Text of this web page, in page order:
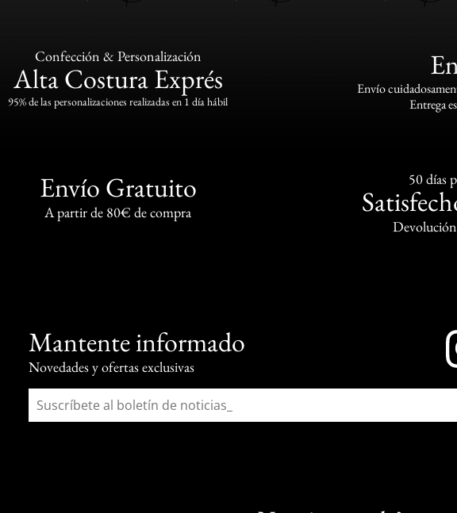
Confección & Personalización
Alta Costura Exprés
95% de las personalizaciones realizadas en 1 día hábil
Envío
Entrega
Envío Gratuito
A partir de 80€ de compra
50 días
Mantente informado
Novedades y ofertas exclusivas